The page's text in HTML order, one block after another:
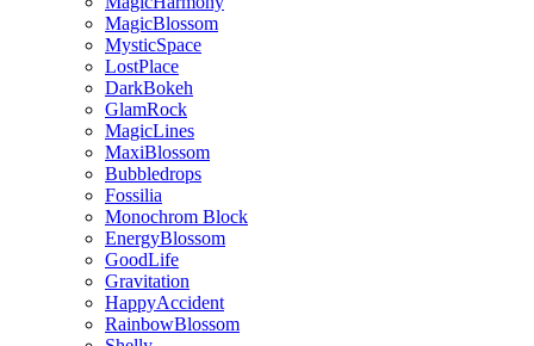
MagicBlossom
MysticSpace
LostPlace
DarkBokeh
GlamRock
MagicLines
MaxiBlossom
Bubbledrops
Fossilia
Monochrom Block
EnergyBlossom
GoodLife
Gravitation
HappyAccident
RainbowBlossom